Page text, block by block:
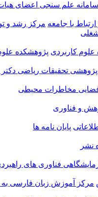
سامانه علم سنجی اعضای
با جامعه مرکز رشد و
کاربردی پژوهشکده
تحقیقات ریاضی
مخاطرات محیطی
و فناوری
پایان نامه ها
نشر
فناوری های
مرکز آموزش زبان فارسی به